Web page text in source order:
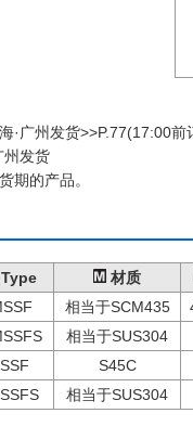
·广州发货>>P.77(17:00
发货
期的产品。
Type 材质
相当于SCM435
相当于SUS304
S45C
相当于SUS304